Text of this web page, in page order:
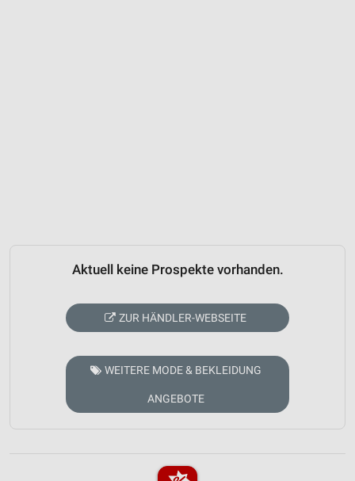
Aktuell keine Prospekte vorhanden.
ZUR HÄNDLER-WEBSEITE
WEITERE MODE & BEKLEIDUNG
ANGEBOTE